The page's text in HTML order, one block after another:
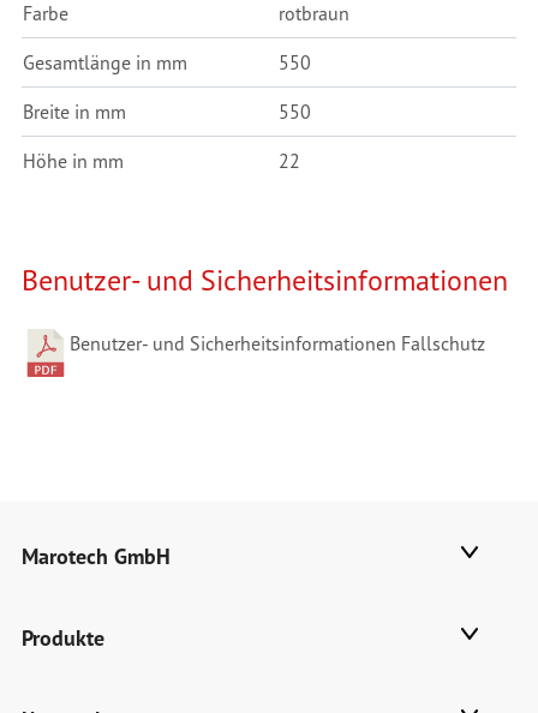
Farbe rotbraun
Gesamtlänge in mm 550
Breite in mm 550
Höhe in mm 22
Benutzer- und Sicherheitsinformationen
Benutzer- und Sicherheitsinformationen Fallschutz
Marotech GmbH
Produkte